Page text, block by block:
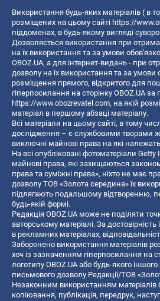
Використання будь-яких матеріалів ( в
розміщених на цьому сайті https://
піддоменах, в будь-якому вигляді
Дозволяється використання при
на їх використання та за умови
OBOZ.UA, а для інтернет-видань - при
дозволу на їх використання та за умови
розміщення прямого, відкритого для
гіперпосилання на сторінку OBOZ.UA
https://www.obozrevatel.com, на якій
матеріал в першому абзаці матеріалу.
Всі матеріали на цьому сайті, в тому
дослідження – є службовими творами
виключні майнові права на які
На всі опубліковані фотоматеріали
майнові права, які захищаються
права та суміжні права», ніхто не має
дозволу ТОВ «Золота середина» їх
підлягають подальшому відтворенню,
будь-якій формі.
Редакція OBOZ.UA може не поділяти
авторському матеріалі. За достовірність
в рекламних матеріалах,
Заборонено використання матеріалів
хоч із зазначенням гіперпосилання на
логотипу OBOZ.UA або будь-якого
письмового дозволу Редакції/ТОВ
Незаконним використанням матеріалів
копiювання, публiкацiя, передрук,